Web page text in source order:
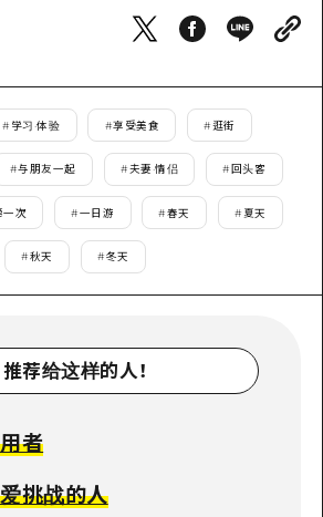
向外国游客的街角旅游信息中心
问题解答
下载
发生期间的交通信息
岛观光宣传册
# 学习·体验 #享受美食 #逛街
#与朋友一起 #夫妻·情侣 # 回头客
一次 #一日游 #春天 # 夏天
#秋天 #冬天
推荐给这样的人！
者
挑战的人